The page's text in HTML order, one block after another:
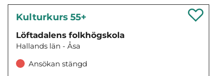
Kulturkurs 55+
Löftadalens folkhögskola
Hallands län - Åsa
Ansökan stängd